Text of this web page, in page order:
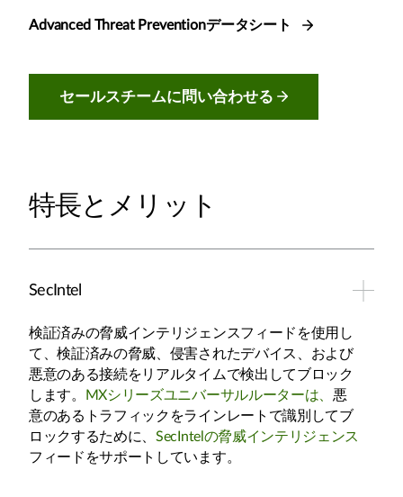
Advanced Threat Preventionデータシート
セールスチームに問い合わせる
特長とメリット
SecIntel
検証済みの脅威インテリジェンスフィードを使用し
て、検証済みの脅威、侵害されたデバイス、および
悪意のある接続をリアルタイムで検出してブロック
します。
MXシリーズユニバーサルルーターは、 悪
意のあるトラフィックをラインレートで識別してブ
ロックするために、SecIntelの脅威インテリジェンス
フィードをサポートしています。